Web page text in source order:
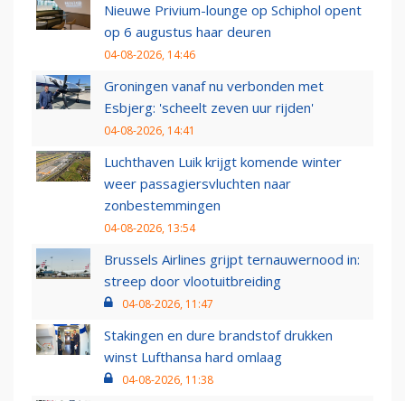
Nieuwe Privium-lounge op Schiphol opent
op 6 augustus haar deuren
04-08-2026, 14:46
Groningen vanaf nu verbonden met
Esbjerg: 'scheelt zeven uur rijden'
04-08-2026, 14:41
Luchthaven Luik krijgt komende winter
weer passagiersvluchten naar
zonbestemmingen
04-08-2026, 13:54
Brussels Airlines grijpt ternauwernood in:
streep door vlootuitbreiding
04-08-2026, 11:47
Stakingen en dure brandstof drukken
winst Lufthansa hard omlaag
04-08-2026, 11:38